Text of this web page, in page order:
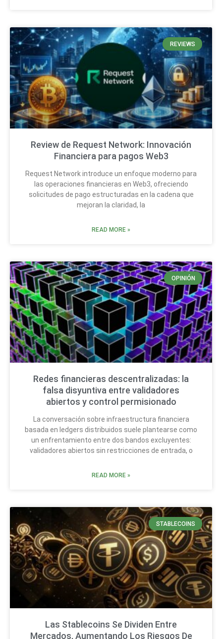
REVIEWS
Review de Request Network: Innovación
Financiera para pagos Web3
Request Network introduce un enfoque moderno para
las operaciones financieras en Web3, ofreciendo
solicitudes de pago estructuradas en la cadena que
mejoran la claridad, la
READ MORE »
OPINIÓN
Redes financieras descentralizadas: la
falsa disyuntiva entre validadores
abiertos y control permisionado
La conversación sobre infraestructura financiera
basada en ledgers distribuidos suele plantearse como
un enfrentamiento entre dos bandos excluyentes:
validadores abiertos sin restricciones de entrada, o
READ MORE »
STABLECOINS
Las Stablecoins Se Dividen Entre
Mercados, Aumentando Los Riesgos De